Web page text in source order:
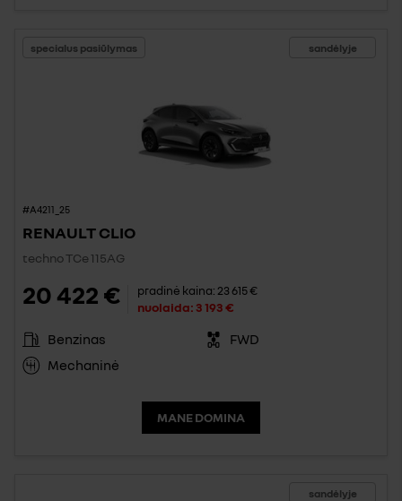
sandėlyje
specialus pasiūlymas
#A4211_25
RENAULT CLIO
techno TCe 115AG
20 422 € pradinė kaina: 23 615 €
nuolaida: 3 193 €
Benzinas
FWD
Mechaninė
MANE DOMINA
sandėlyje